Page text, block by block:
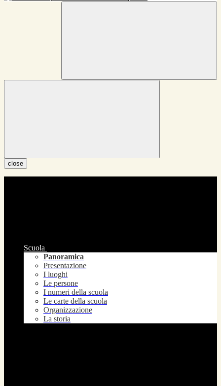
close
Scuola
Panoramica
Presentazione
I luoghi
Le persone
I numeri della scuola
Le carte della scuola
Organizzazione
La storia